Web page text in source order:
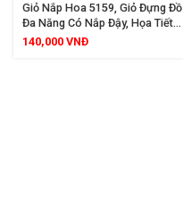
Giỏ Nắp Hoa 5159, Giỏ Đựng Đồ
Đa Năng Có Nắp Đậy, Họa Tiết
Hoa Trang Trí Đẹp Mắt, Chất
140,000 VNĐ